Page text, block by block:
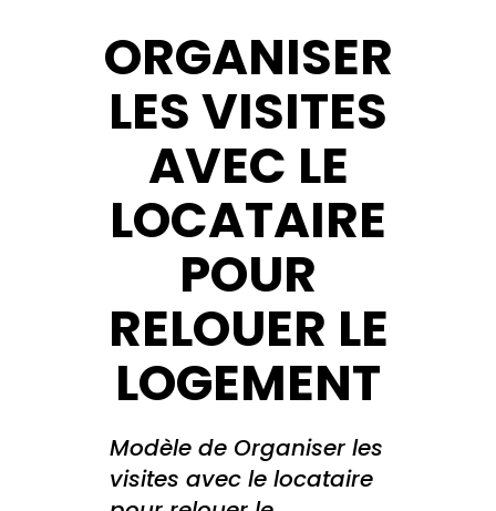
ORGANISER
LES VISITES
AVEC LE
LOCATAIRE
POUR
RELOUER LE
LOGEMENT
Modèle de Organiser les
visites avec le locataire